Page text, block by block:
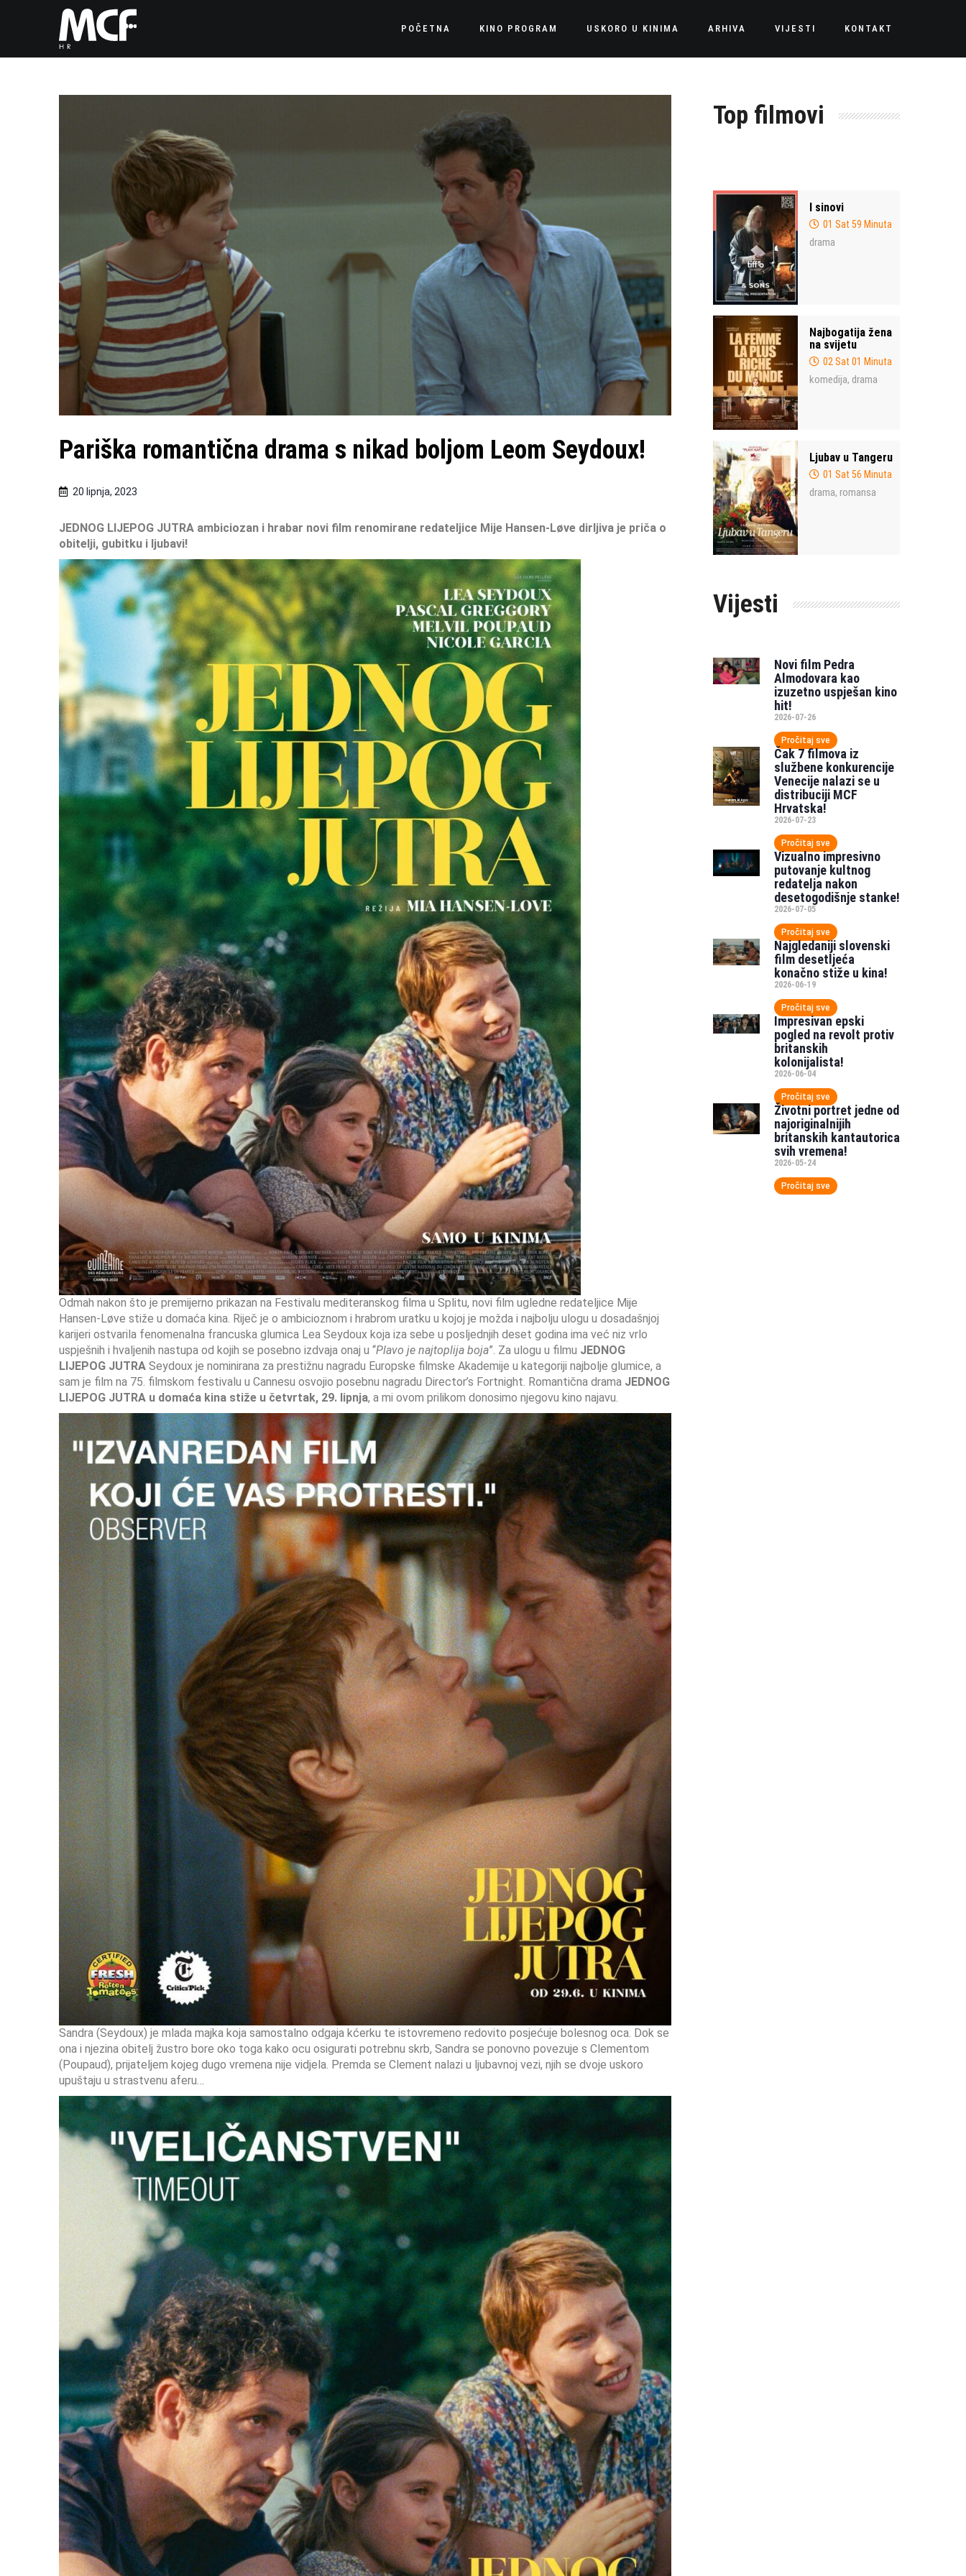
POČETNA KINO PROGRAM USKORO U KINIMA ARHIVA VIJESTI KONTAKT
Pariška romantična drama s nikad boljom Leom Seydoux!
20 lipnja, 2023
JEDNOG LIJEPOG JUTRA ambiciozan i hrabar novi film renomirane redateljice Mije Hansen-Løve dirljiva je priča o
obitelji, gubitku i ljubavi!
Odmah nakon što je premijerno prikazan na Festivalu mediteranskog filma u Splitu, novi film ugledne redateljice Mije
Hansen-Løve stiže u domaća kina. Riječ je o ambicioznom i hrabrom uratku u kojoj je možda i najbolju ulogu u dosadašnjoj
karijeri ostvarila fenomenalna francuska glumica Lea Seydoux koja iza sebe u posljednjih deset godina ima već niz vrlo
uspješnih i hvaljenih nastupa od kojih se posebno izdvaja onaj u “Plavo je najtoplija boja”. Za ulogu u filmu JEDNOG
LIJEPOG JUTRA Seydoux je nominirana za prestižnu nagradu Europske filmske Akademije u kategoriji najbolje glumice, a
sam je film na 75. filmskom festivalu u Cannesu osvojio posebnu nagradu Director’s Fortnight. Romantična drama JEDNOG
LIJEPOG JUTRA u domaća kina stiže u četvrtak, 29. lipnja, a mi ovom prilikom donosimo njegovu kino najavu.
Sandra (Seydoux) je mlada majka koja samostalno odgaja kćerku te istovremeno redovito posjećuje bolesnog oca. Dok se
ona i njezina obitelj žustro bore oko toga kako ocu osigurati potrebnu skrb, Sandra se ponovno povezuje s Clementom
(Poupaud), prijateljem kojeg dugo vremena nije vidjela. Premda se Clement nalazi u ljubavnoj vezi, njih se dvoje uskoro
upuštaju u strastvenu aferu…
Top filmovi
I sinovi
01 Sat 59 Minuta
drama
Najbogatija žena
na svijetu
02 Sat 01 Minuta
komedija, drama
Ljubav u Tangeru
01 Sat 56 Minuta
drama, romansa
Vijesti
Novi film Pedra
Almodovara kao
izuzetno uspješan kino
hit!
2026-07-26
Pročitaj sve
Čak 7 filmova iz
službene konkurencije
Venecije nalazi se u
distribuciji MCF
Hrvatska!
2026-07-23
Pročitaj sve
Vizualno impresivno
putovanje kultnog
redatelja nakon
desetogodišnje stanke!
2026-07-05
Pročitaj sve
Najgledaniji slovenski
film desetljeća
konačno stiže u kina!
2026-06-19
Pročitaj sve
Impresivan epski
pogled na revolt protiv
britanskih
kolonijalista!
2026-06-04
Pročitaj sve
Životni portret jedne od
najoriginalnijih
britanskih kantautorica
svih vremena!
2026-05-24
Pročitaj sve